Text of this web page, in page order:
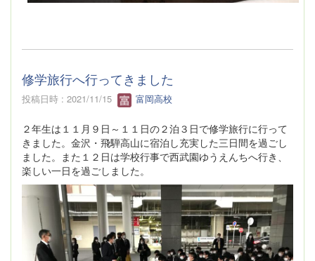
修学旅行へ行ってきました
投稿日時 : 2021/11/15 富岡高校
２年生は１１月９日～１１日の２泊３日で修学旅行に行って
きました。金沢・飛騨高山に宿泊し充実した三日間を過ごし
ました。また１２日は学校行事で西武園ゆうえんちへ行き、
楽しい一日を過ごしました。